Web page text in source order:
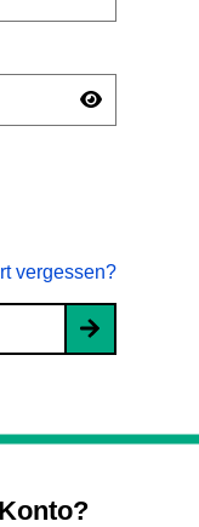
vergessen?